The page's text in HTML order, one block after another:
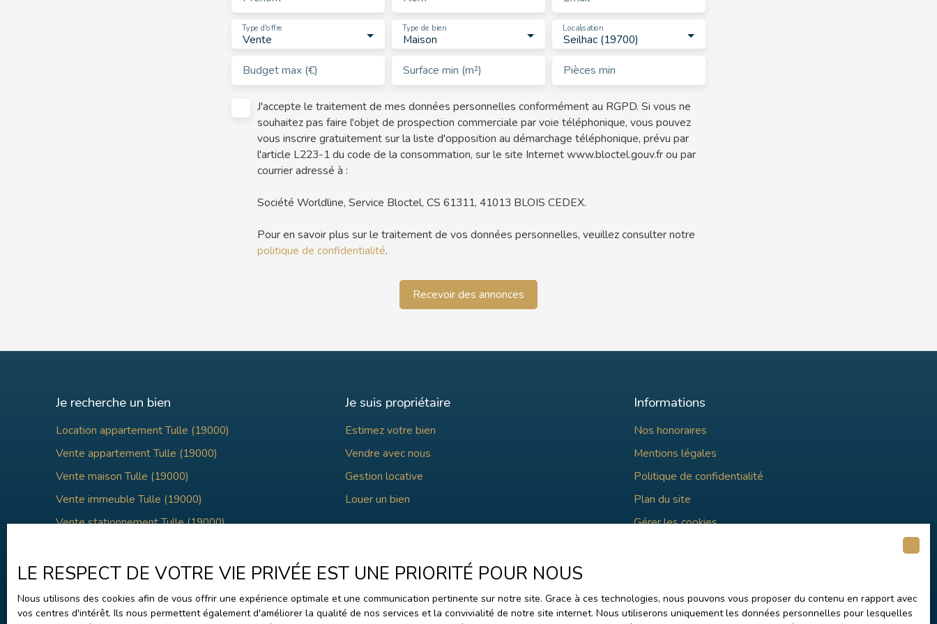
Vente
Type d'offre
Maison
Type de bien
Seilhac (19700)
Localisation
Budget max (€) Surface min (m²) Pièces min
J'accepte le traitement de mes données personnelles conformément au RGPD. Si vous ne
souhaitez pas faire l'objet de prospection commerciale par voie téléphonique, vous pouvez
vous inscrire gratuitement sur la liste d'opposition au démarchage téléphonique, prévu par
l'article L223-1 du code de la consommation, sur le site Internet www.bloctel.gouv.fr ou par
courrier adressé à :
Société Worldline, Service Bloctel, CS 61311, 41013 BLOIS CEDEX.
Pour en savoir plus sur le traitement de vos données personnelles, veuillez consulter notre
politique de confidentialité.
Recevoir des annonces
Je recherche un bien
Location appartement Tulle (19000)
Vente appartement Tulle (19000)
Vente maison Tulle (19000)
Vente immeuble Tulle (19000)
Vente stationnement Tulle (19000)
Je suis propriétaire
Estimez votre bien
Vendre avec nous
Gestion locative
Louer un bien
Informations
Nos honoraires
Mentions légales
Politique de confidentialité
Plan du site
Gérer les cookies
LE RESPECT DE VOTRE VIE PRIVÉE EST UNE PRIORITÉ POUR NOUS
Nous utilisons des cookies afin de vous offrir une expérience optimale et une communication pertinente sur notre site. Grace à ces technologies, nous pouvons vous proposer du contenu en rapport avec
vos centres d'intérêt. Ils nous permettent également d'améliorer la qualité de nos services et la convivialité de notre site internet. Nous utiliserons uniquement les données personnelles pour lesquelles